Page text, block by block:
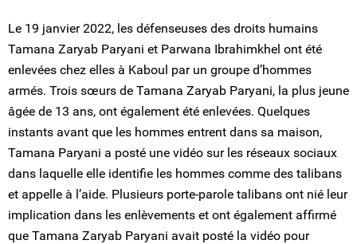
Le 19 janvier 2022, les défenseuses des droits humains
Tamana Zaryab Paryani et Parwana Ibrahimkhel ont été
enlevées chez elles à Kaboul par un groupe d’hommes
armés. Trois sœurs de Tamana Zaryab Paryani, la plus jeune
âgée de 13 ans, ont également été enlevées. Quelques
instants avant que les hommes entrent dans sa maison,
Tamana Paryani a posté une vidéo sur les réseaux sociaux
dans laquelle elle identifie les hommes comme des talibans
et appelle à l’aide. Plusieurs porte-parole talibans ont nié leur
implication dans les enlèvements et ont également affirmé
que Tamana Zaryab Paryani avait posté la vidéo pour